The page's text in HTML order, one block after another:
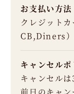
お支払い方法
クレジット
CB,Diners）
キャンセルポ
キャンセルは